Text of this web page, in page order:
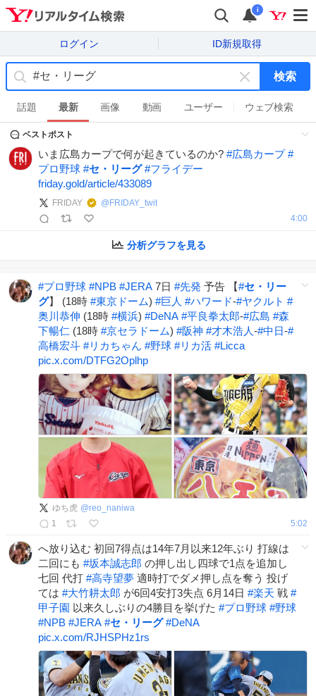
i
ログイン ID新規取得
キ
ー
ワ
ド
検索
話題 最新 画像 動画 ユーザー ウェブ検索
ベストポスト
いま広島カープで何が起きているのか? #広島カープ #
プロ野球 #セ・リーグ #フライデー
friday.gold/article/433089
FRIDAY @ FRIDAY_twit
4:00
分析グラフを見る
#プロ野球 #NPB #JERA 7日 #先発 予告 【#セ・リー
グ】 (18時 #東京ドーム) #巨人 #ハワード-#ヤクルト #
奥川恭伸 (18時 #横浜) #DeNA #平良拳太郎-#広島 #森
下暢仁 (18時 #京セラドーム) #阪神 #才木浩人-#中日-#
高橋宏斗 #リカちゃん #野球 #リカ活 #Licca
pic.x.com/DTFG2Oplhp
ゆち虎 @reo_naniwa
1
5:02
へ放り込む 初回7得点は14年7月以来12年ぶり 打線は
二回にも #坂本誠志郎 の押し出し四球で1点を追加し
七回 代打 #高寺望夢 適時打でダメ押し点を奪う 投げ
ては #大竹耕太郎 が6回4安打3失点 6月14日 #楽天 戦 #
甲子園 以来久しぶりの4勝目を挙げた #プロ野球 #野球
#NPB #JERA #セ・リーグ #DeNA
pic.x.com/RJHSPHz1rs